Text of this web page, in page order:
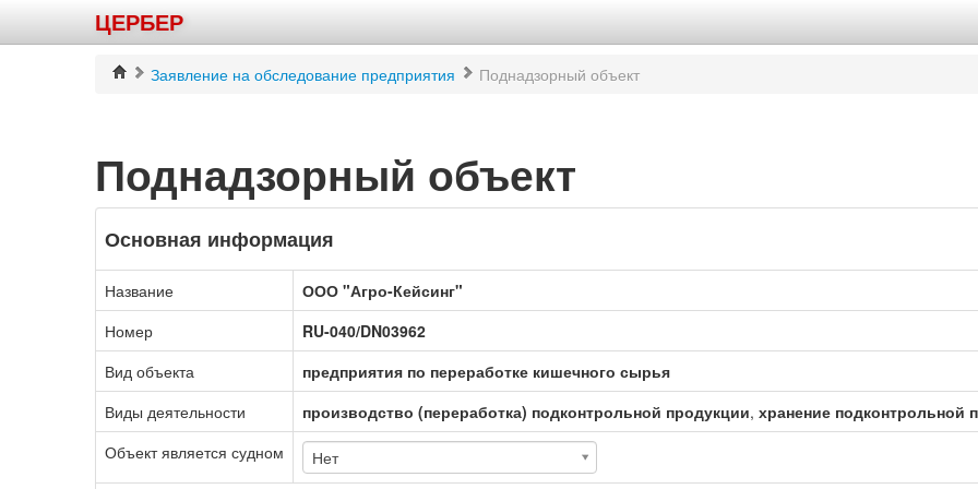
ЦЕРБЕР
Заявление на обследование предприятия Поднадзорный объект
Поднадзорный объект
Основная информация
Название
ООО "Агро-Кейсинг"
Номер
RU-040/DN03962
Вид объекта
предприятия по переработке кишечного сырья
Виды деятельности
производство (переработка) подконтрольной продукции, хранение подконтрольной
Объект является судном
Нет